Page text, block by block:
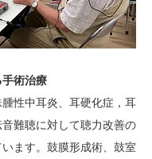
術治療
性中耳炎、耳硬化症，耳
難聴に対して聴力改善の
ます。鼓膜形成術、鼓室